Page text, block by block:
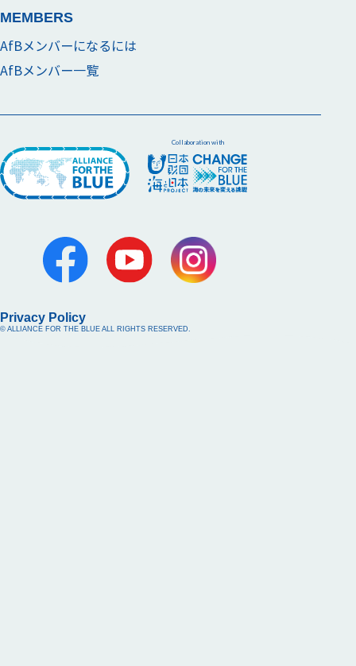
MEMBERS
AfBメンバーになるには
AfBメンバー一覧
Collaboration with
© ALLIANCE FOR THE BLUE ALL RIGHTS RESERVED.
Privacy Policy